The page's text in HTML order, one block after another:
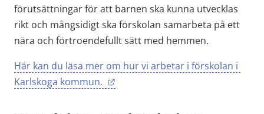
förutsättningar för att barnen ska kunna utvecklas
rikt och mångsidigt ska förskolan samarbeta på ett
nära och förtroendefullt sätt med hemmen.
Här kan du läsa mer om hur vi arbetar i förskolan i
Karlskoga kommun.